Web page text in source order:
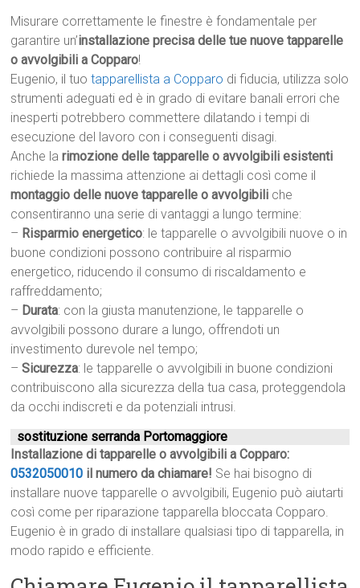
Misurare correttamente le finestre è fondamentale per
garantire un’installazione precisa delle tue nuove tapparelle
o avvolgibili a Copparo!
Eugenio, il tuotapparellista a Copparo di fiducia, utilizza solo
strumenti adeguati ed è in grado di evitare banali errori che
inesperti potrebbero commettere dilatando i tempi di
esecuzione del lavoro con i conseguenti disagi.
Anche larimozione delle tapparelle o avvolgibili esistenti
richiede la massima attenzione ai dettagli così come il
montaggio delle nuove tapparelle o avvolgibili che
consentiranno una serie di vantaggi a lungo termine:
– Risparmio energetico: le tapparelle o avvolgibili nuove o in
buone condizioni possono contribuire al risparmio
energetico, riducendo il consumo di riscaldamento e
raffreddamento;
– Durata: con la giusta manutenzione, le tapparelle o
avvolgibili possono durare a lungo, offrendoti un
investimento durevole nel tempo;
–Sicurezza: le tapparelle o avvolgibili in buone condizioni
contribuiscono alla sicurezza della tua casa, proteggendola
da occhi indiscreti e da potenziali intrusi.
sostituzione serranda Portomaggiore
Installazione di tapparelle o avvolgibili a Copparo:
0532050010 il numero da chiamare! Se hai bisogno di
installare nuove tapparelle o avvolgibili, Eugenio può aiutarti
così come per riparazione tapparella bloccata Copparo.
Eugenio è in grado di installare qualsiasi tipo di tapparella, in
modo rapido e efficiente.